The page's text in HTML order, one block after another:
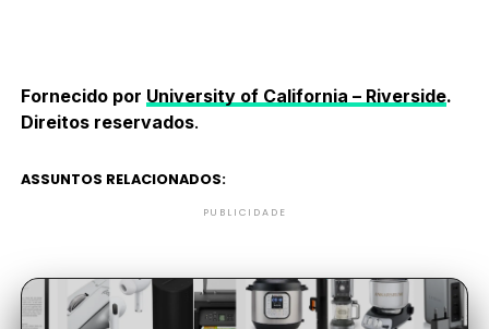
Fornecido por University of California – Riverside.
Direitos reservados.
ASSUNTOS RELACIONADOS:
PUBLICIDADE